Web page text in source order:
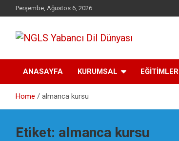
to
Perşembe, Ağustos 6, 2026
NGLS Yabancı Dil
Dünyası
ANASAYFA KURUMSAL EĞİTİMLER
Home almanca kursu
Etiket: almanca kursu